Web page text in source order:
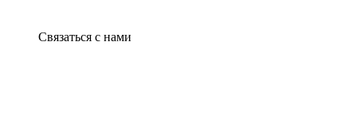
Связаться с нами